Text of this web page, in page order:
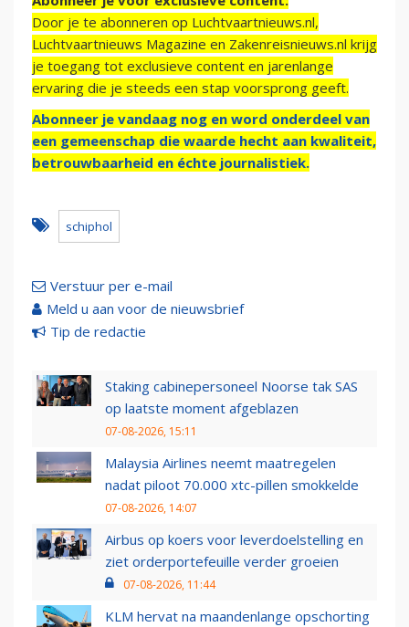
Door je te abonneren op Luchtvaartnieuws.nl,
Luchtvaartnieuws Magazine en Zakenreisnieuws.nl krijg
je toegang tot exclusieve content en jarenlange
ervaring die je steeds een stap voorsprong geeft.
Abonneer je vandaag nog en word onderdeel van
een gemeenschap die waarde hecht aan kwaliteit,
betrouwbaarheid en échte journalistiek.
schiphol
Verstuur per e-mail
Meld u aan voor de nieuwsbrief
Tip de redactie
Staking cabinepersoneel Noorse tak SAS
op laatste moment afgeblazen
07-08-2026, 15:11
Malaysia Airlines neemt maatregelen
nadat piloot 70.000 xtc-pillen smokkelde
07-08-2026, 14:07
Airbus op koers voor leverdoelstelling en
ziet orderportefeuille verder groeien
07-08-2026, 11:44
KLM hervat na maandenlange opschorting